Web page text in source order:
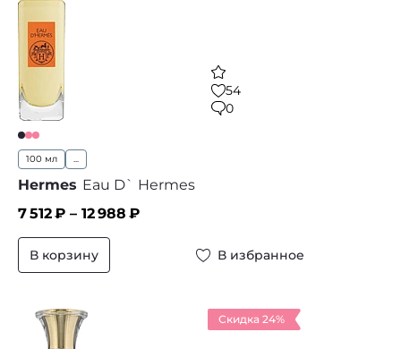
54
0
100 мл ...
Hermes Eau D` Hermes
7 512₽ – 12 988 ₽
В корзину В избранное
Скидка 24%